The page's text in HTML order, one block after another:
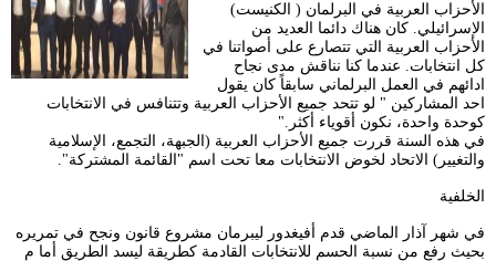
الأحزاب العربية في البرلمان ( الكنيست)
الإسرائيلي. كان هناك دائما العديد من
الأحزاب العربية التي تتصارع على أصواتنا في
كل انتخابات. عندما كنا نناقش مدى نجاح
ادائهم في العمل البرلماني سابقاً كان يقول
احد المشاركين " لو تتحد جميع الأحزاب العربية وتتنافس في الانتخابات
كوحدة واحدة، نكون أقوياء أكثر."
في هذه السنة قررت جميع الأحزاب العربية (الجبهة، التجمع، الإسلامية
والتغيير) الاتحاد لخوض الانتخابات معا تحت اسم "القائمة المشتركة".
الخلفية
في شهر آذار الماضي قدم أفيغدور ليبرمان مشروع قانون ونجح في تمريره
بحيث رفع من نسبة الحسم للانتخابات القادمة كطريقة ليسد الطريق أما م